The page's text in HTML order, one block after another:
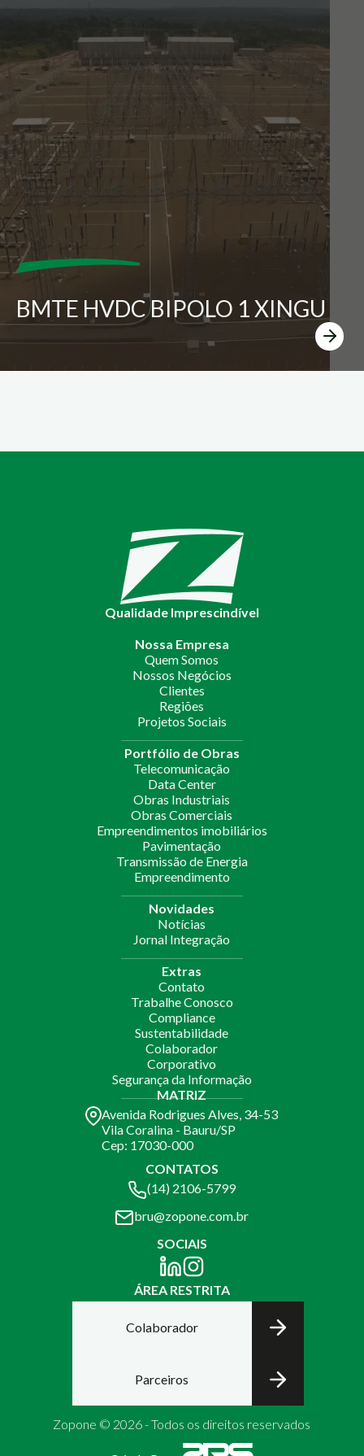
BMTE HVDC BIPOLO 1 XINGU
Qualidade Imprescindível
Nossa Empresa
Quem Somos
Nossos Negócios
Clientes
Regiões
Projetos Sociais
Portfólio de Obras
Telecomunicação
Data Center
Obras Industriais
Obras Comerciais
Empreendimentos imobiliários
Pavimentação
Transmissão de Energia
Empreendimento
Novidades
Notícias
Jornal Integração
Extras
Contato
Trabalhe Conosco
Compliance
Sustentabilidade
Colaborador
Corporativo
Segurança da Informação
MATRIZ
Avenida Rodrigues Alves, 34-53
Vila Coralina - Bauru/SP
Cep: 17030-000
CONTATOS
(14) 2106-5799
bru@zopone.com.br
SOCIAIS
ÁREA RESTRITA
Colaborador
Parceiros
Zopone © 2026 - Todos os direitos reservados